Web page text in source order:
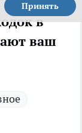
Принять
в
ваш